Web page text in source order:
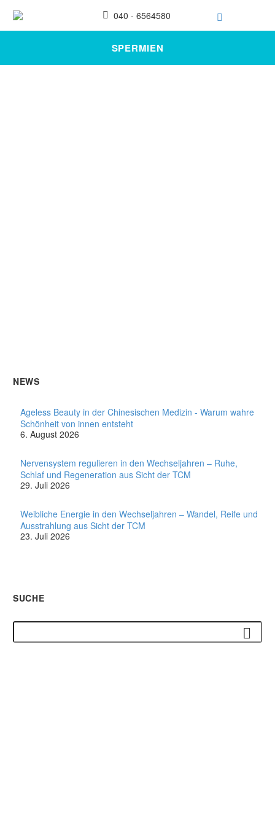
040 - 6564580
SPERMIEN
NEWS
Ageless Beauty in der Chinesischen Medizin - Warum wahre
Schönheit von innen entsteht
6. August 2026
Nervensystem regulieren in den Wechseljahren – Ruhe,
Schlaf und Regeneration aus Sicht der TCM
29. Juli 2026
Weibliche Energie in den Wechseljahren – Wandel, Reife und
Ausstrahlung aus Sicht der TCM
23. Juli 2026
SUCHE